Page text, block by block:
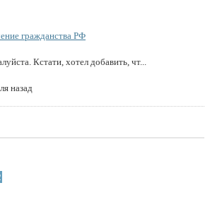
гражданства РФ
Кстати, хотел добавить, чт...
назад